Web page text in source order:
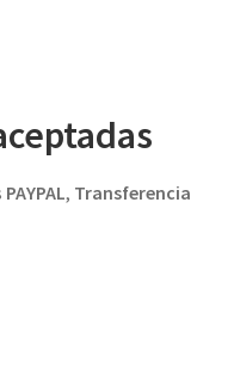
PAYPAL, Transferencia